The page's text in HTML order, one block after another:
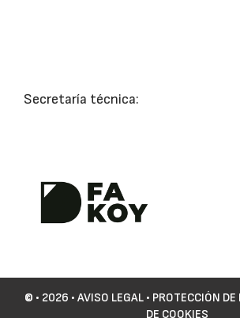
Secretaría técnica:
© • 2026 • AVISO LEGAL• PROTECCIÓN DE
DE COOKIES